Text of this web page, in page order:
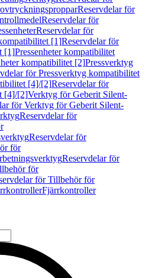
Reservdelar för
Reservdelar för
Reservdelar för
[1]Reservdelar för
[1]Pressenheter kompatibilitet
kompatibilitet [2]Pressverktyg
för Pressverktyg kompatibilitet
[4]/[2]Reservdelar för
[4]/[2]Verktyg för Geberit Silent-
för Verktyg för Geberit Silent-
Reservdelar för
Reservdelar för
för
Reservdelar för
för
för Tillbehör för
Fjärrkontroller